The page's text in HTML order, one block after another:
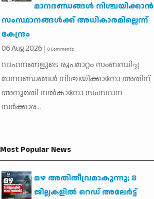
മാനദണ്ഡങ്ങള്‍ നിശ്ചയിക്കാന്‍
സംസ്ഥാനങ്ങള്‍ക്ക് അധികാരമില്ലെന്ന്
കേന്ദ്രം
06Aug2026 0 Comments
വാഹനങ്ങളുടെ രൂപമാറ്റം സംബന്ധിച്ച
മാനദണ്ഡങ്ങള്‍ നിശ്ചയിക്കാനോ അതിന്
അനുമതി നല്‍കാനോ സംസ്ഥാന
സര്‍ക്കാര...
Most Popular News
മഴ അതിതീവ്രമാകുന്നു; 8
ജില്ലകളില്‍ റെഡ് അലേർട്ട്